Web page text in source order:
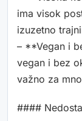
ima visok
izuzetno
– **Vegan i
vegan i bez
važno za
####